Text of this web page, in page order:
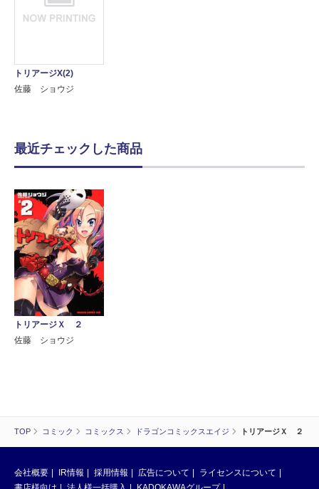
TOP コミック コミックス ドラゴンコミックスエイジ トリアージＸ ２
トリアージX(2)
佐藤 ショウジ
最近チェックした商品
トリアージＸ ２
佐藤 ショウジ
会社概要 IR情報 採用情報 広告について
ライセンスについて